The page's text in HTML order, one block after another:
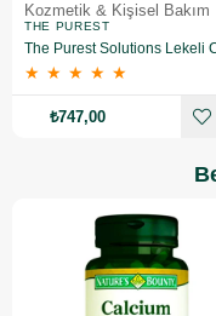
Kozmetik & Kişisel Bakım
THE PUREST
★ ★ ★ ★ ★
₺747,00